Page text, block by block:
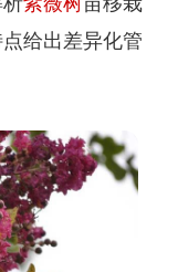
给出差异化管